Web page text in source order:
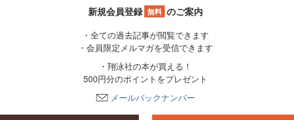
新規会員登録 無料 のご案内
・全ての過去記事が閲覧できます
・会員限定メルマガを受信できます
・翔泳社の本が買える！
500円分のポイントをプレゼント
メールバックナンバー